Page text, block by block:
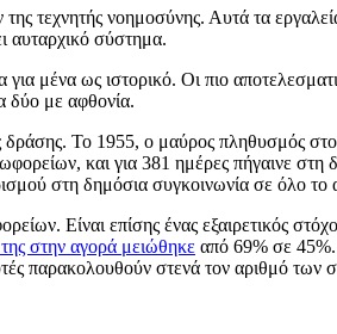
της τεχνητής νοημοσύνης. Αυτά τα
αυταρχικό σύστημα.
μένα ως ιστορικό. Οι πιο
δύο με αφθονία.
δράσης. Το 1955, ο μαύρος πληθυσμός
και για 381 ημέρες πήγαινε στη
στη δημόσια συγκοινωνία σε όλο το
Είναι επίσης ένας εξαιρετικός
της στην αγορά μειώθηκε από 69% σε 45%.
παρακολουθούν στενά τον αριθμό των